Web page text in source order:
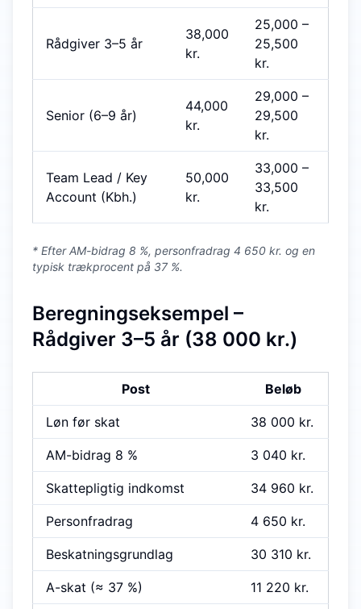
Rådgiver 3–5 år
38,000
kr.
25,000 –
25,500
kr.
Senior (6–9 år)
44,000
kr.
29,000 –
29,500
kr.
Team Lead / Key
Account (Kbh.)
50,000
kr.
33,000 –
33,500
kr.
* Efter AM-bidrag 8 %, personfradrag 4 650 kr. og en
typisk trækprocent på 37 %.
Beregningseksempel –
Rådgiver 3–5 år (38 000 kr.)
Post Beløb
Løn før skat 38 000 kr.
AM-bidrag 8 % 3 040 kr.
Skattepligtig indkomst 34 960 kr.
Personfradrag 4 650 kr.
Beskatningsgrundlag 30 310 kr.
A-skat (≈ 37 %) 11 220 kr.